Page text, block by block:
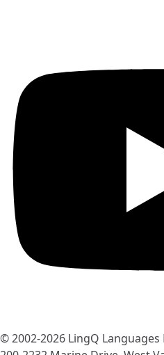
© 2002-2026 LingQ Languages